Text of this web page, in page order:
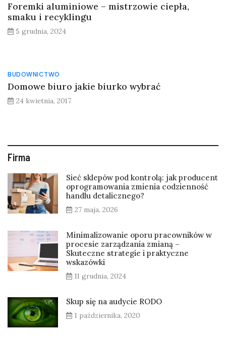
Foremki aluminiowe – mistrzowie ciepła,
smaku i recyklingu
5 grudnia, 2024
BUDOWNICTWO
Domowe biuro jakie biurko wybrać
24 kwietnia, 2017
Firma
Sieć sklepów pod kontrolą: jak producent
oprogramowania zmienia codzienność
handlu detalicznego?
27 maja, 2026
Minimalizowanie oporu pracowników w
procesie zarządzania zmianą –
Skuteczne strategie i praktyczne
wskazówki
11 grudnia, 2024
Skup się na audycie RODO
1 października, 2020